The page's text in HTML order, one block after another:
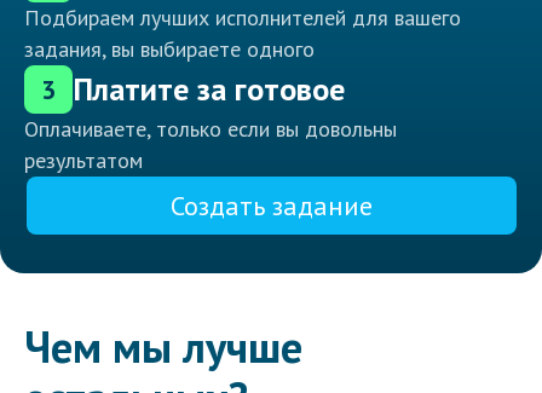
Подбираем лучших исполнителей для вашего
задания, вы выбираете одного
3 Платите за готовое
Оплачиваете, только если вы довольны
результатом
Создать задание
Чем мы лучше